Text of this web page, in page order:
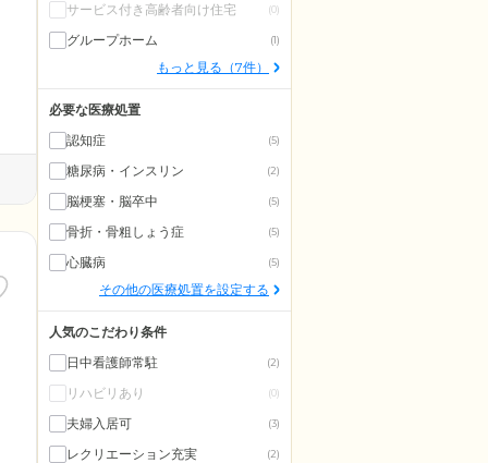
サービス付き高齢者向け住宅 (0)
グループホーム (1)
もっと見る（7件）
必要な医療処置
認知症
(5)
糖尿病・インスリン (2)
脳梗塞・脳卒中 (5)
骨折・骨粗しょう症 (5)
心臓病 (5)
その他の医療処置を設定する
人気のこだわり条件
日中看護師常駐
(2)
リハビリあり (0)
夫婦入居可 (3)
レクリエーション充実 (2)